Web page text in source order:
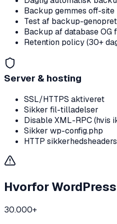
Backup gemmes off-site
Test af backup-
Backup af database OG
Retention policy (30+
Server & hosting
SSL/HTTPS aktiveret
Sikker fil-tilladelser
Disable XML-RPC (hvis
Sikker wp-config.php
HTTP sikkerhedsheaders
Hvorfor
30.000+